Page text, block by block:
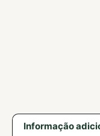
Informação